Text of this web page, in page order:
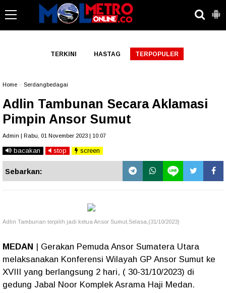
TERKINI HASTAG TERPOPULER
Home Serdangbedagai
Adlin Tambunan Secara Aklamasi
Pimpin Ansor Sumut
Admin | Rabu, 01 November 2023 | 10:07
bacakan stop screen
Sebarkan:
Adlin Tambunan terpilih jadi ketua Ansor Sumut,Selasa,(31/10/2023)
MEDAN | Gerakan Pemuda Ansor Sumatera Utara
melaksanakan Konferensi Wilayah GP Ansor Sumut ke
XVIII yang berlangsung 2 hari, ( 30-31/10/2023) di
gedung Jabal Noor Komplek Asrama Haji Medan.